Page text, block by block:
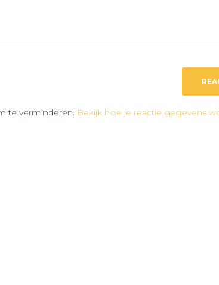
te verminderen. Bekijk hoe je reactie gegevens